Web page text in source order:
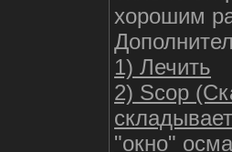
хорошим
1) Лечить
2) Scop
"окно"